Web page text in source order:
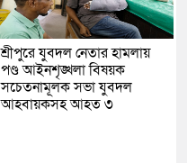
শ্রীপুরে যুবদল নেতার হামলায়
পণ্ড আইনশৃঙ্খলা বিষয়ক
সচেতনামূলক সভা যুবদল
আহবায়কসহ আহত ৩